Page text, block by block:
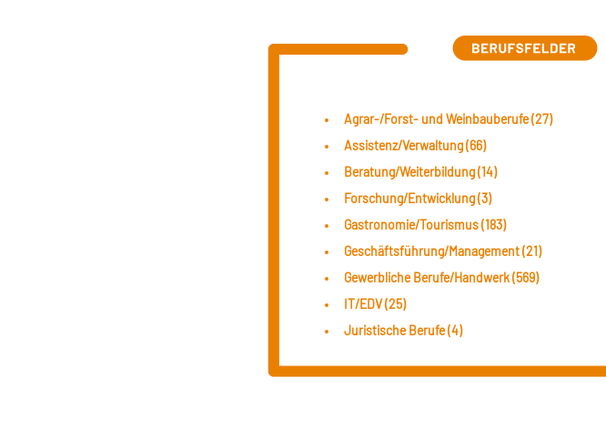
Agrar-/Forst- und Weinbauberufe (27)
Assistenz/Verwaltung (66)
Beratung/Weiterbildung (14)
Forschung/Entwicklung (3)
Gastronomie/Tourismus (183)
Geschäftsführung/Management (21)
Gewerbliche Berufe/Handwerk (569)
IT/EDV (25)
Juristische Berufe (4)